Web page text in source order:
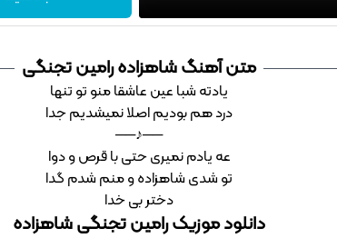
متن آهنگ شاهزاده رامین تجنگی
یادته شبا عین عاشقا منو تو تنها
درد هم بودیم اصلا نمیشدیم جدا
──♪──
عه یادم نمیری حتی با قرص و دوا
تو شدی شاهزاده و منم شدم گدا
دختر بی خدا
دانلود موزیک رامین تجنگی شاهزاده